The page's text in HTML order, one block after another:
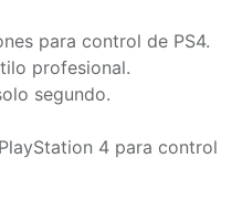
para control de PS4.
profesional.
segundo.
4 para control